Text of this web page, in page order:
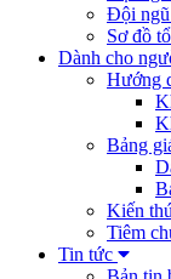
Đội ngũ
Sơ đồ
Dành cho
Hướng
Bảng
Kiến
Tiêm
Tin tức